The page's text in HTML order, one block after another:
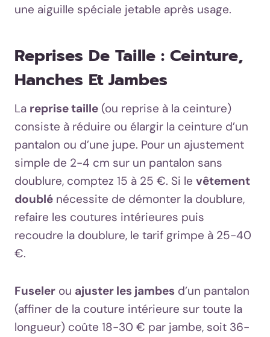
une aiguille spéciale jetable après usage.
Reprises De Taille : Ceinture,
Hanches Et Jambes
La reprise taille (ou reprise à la ceinture)
consiste à réduire ou élargir la ceinture d’un
pantalon ou d’une jupe. Pour un ajustement
simple de 2-4 cm sur un pantalon sans
doublure, comptez 15 à 25 €. Si le vêtement
doublé nécessite de démonter la doublure,
refaire les coutures intérieures puis
recoudre la doublure, le tarif grimpe à 25-40
€.
Fuseler ou ajuster les jambes d’un pantalon
(affiner de la couture intérieure sur toute la
longueur) coûte 18-30 € par jambe, soit 36-